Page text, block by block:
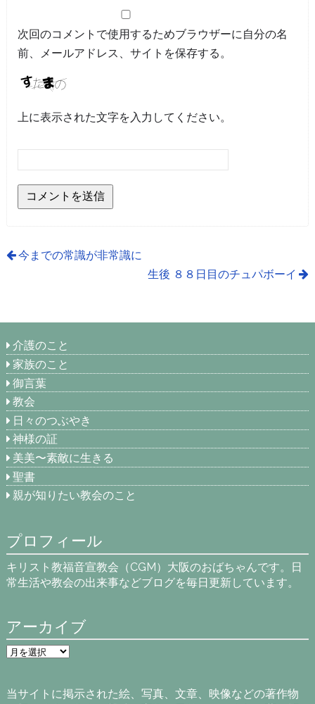
次回のコメントで使用するためブラウザーに自分の名
前、メールアドレス、サイトを保存する。
上に表示された文字を入力してください。
今までの常識が非常識に
生後 ８８日目のチュパボーイ
介護のこと
家族のこと
御言葉
教会
日々のつぶやき
神様の証
美美〜素敵に生きる
聖書
親が知りたい教会のこと
プロフィール
キリスト教福音宣教会（CGM）大阪のおばちゃんです。日
常生活や教会の出来事などブログを毎日更新しています。
アーカイブ
ア
ー
ブ
当サイトに掲示された絵、写真、文章、映像などの著作物